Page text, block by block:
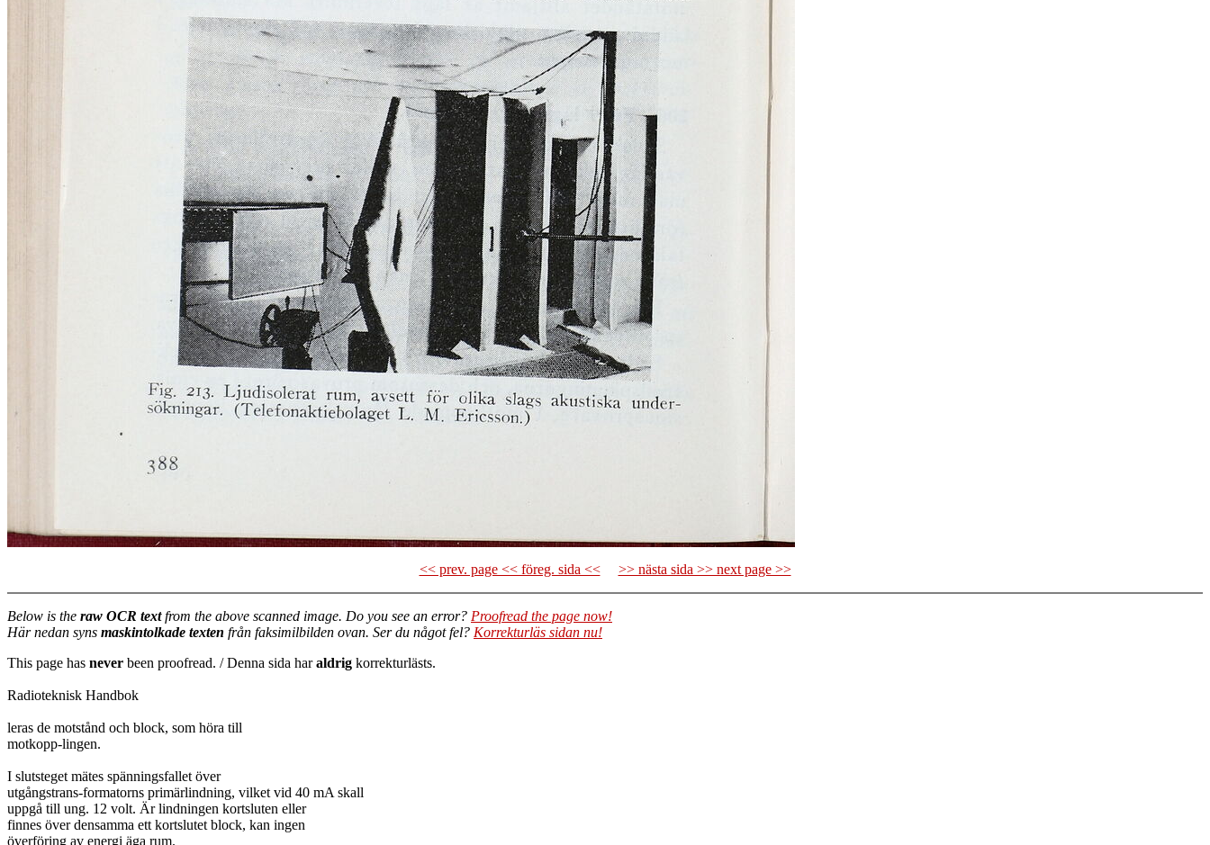
<< prev. page << föreg. sida << >> nästa sida >> next page >>
Below is the raw OCR textfrom the above scanned image. Do you see an error? Proofread the page now!
Här nedan syns maskintolkade texten från faksimilbilden ovan. Ser du något fel? Korrekturläs sidan nu!
This page has never been proofread. / Denna sida haraldrig korrekturlästs.
Radioteknisk Handbok
leras de motstånd och block, som höra till
motkopp-lingen.
I slutsteget mätes spänningsfallet över
utgångstrans-formatorns primärlindning, vilket vid 40 mA skall
uppgå till ung. 12 volt. Är lindningen kortsluten eller
finnes över densamma ett kortslutet block, kan ingen
överföring av energi äga rum.